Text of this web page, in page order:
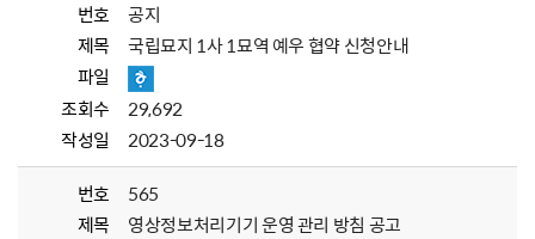
번호
공지
제목
국립묘지 1사 1묘역 예우 협약 신청안내
파일
조회수
29,692
작성일
2023-09-18
번호
565
제목
영상정보처리기기 운영 관리 방침 공고